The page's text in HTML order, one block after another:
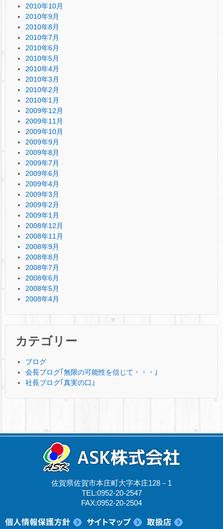
2010年10月
2010年9月
2010年8月
2010年7月
2010年6月
2010年5月
2010年4月
2010年3月
2010年2月
2010年1月
2009年12月
2009年11月
2009年10月
2009年9月
2009年8月
2009年7月
2009年6月
2009年4月
2009年3月
2009年2月
2009年1月
2008年12月
2008年11月
2008年9月
2008年8月
2008年7月
2008年6月
2008年5月
2008年4月
カテゴリー
ブログ
会長ブログ｢無限の可能性を信じて・・・｣
社長ブログ｢真実の口｣
佐賀県佐賀市本庄町大字本庄128－1
TEL:0952-20-2547
FAX:0952-20-2504